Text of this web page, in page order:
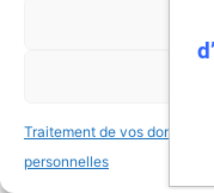
Traitement de vos données
personnelles
Envie de
amarres